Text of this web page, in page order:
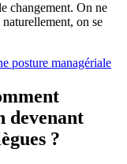
changement. On ne
on se
posture managériale
devenant
?